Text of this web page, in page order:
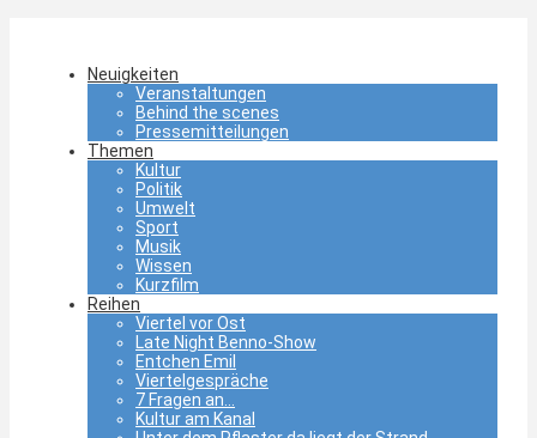
Neuigkeiten
Veranstaltungen
Behind the scenes
Pressemitteilungen
Themen
Kultur
Politik
Umwelt
Sport
Musik
Wissen
Kurzfilm
Reihen
Viertel vor Ost
Late Night Benno-Show
Entchen Emil
Viertelgespräche
7 Fragen an…
Kultur am Kanal